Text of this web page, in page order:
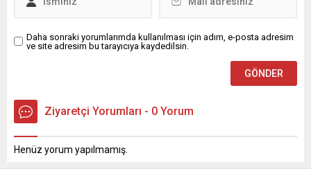
Daha sonraki yorumlarımda kullanılması için adım, e-posta adresim
ve site adresim bu tarayıcıya kaydedilsin.
Ziyaretçi Yorumları - 0 Yorum
Henüz yorum yapılmamış.